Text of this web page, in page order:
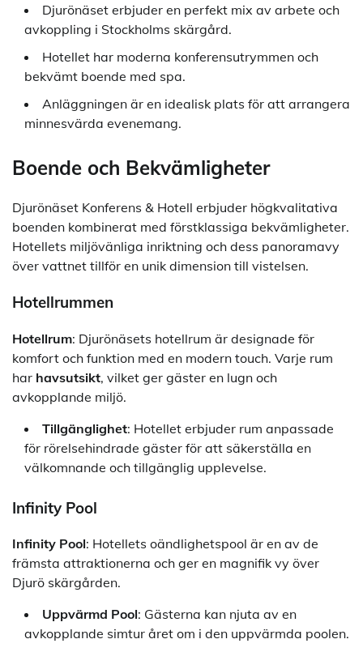
Djurönäset erbjuder en perfekt mix av arbete och
avkoppling i Stockholms skärgård.
Hotellet har moderna konferensutrymmen och
bekvämt boende med spa.
Anläggningen är en idealisk plats för att arrangera
minnesvärda evenemang.
Boende och Bekvämligheter
Djurönäset Konferens & Hotell erbjuder högkvalitativa
boenden kombinerat med förstklassiga bekvämligheter.
Hotellets miljövänliga inriktning och dess panoramavy
över vattnet tillför en unik dimension till vistelsen.
Hotellrummen
Hotellrum: Djurönäsets hotellrum är designade för
komfort och funktion med en modern touch. Varje rum
har havsutsikt, vilket ger gäster en lugn och
avkopplande miljö.
Tillgänglighet: Hotellet erbjuder rum anpassade
för rörelsehindrade gäster för att säkerställa en
välkomnande och tillgänglig upplevelse.
Infinity Pool
Infinity Pool: Hotellets oändlighetspool är en av de
främsta attraktionerna och ger en magnifik vy över
Djurö skärgården.
Uppvärmd Pool: Gästerna kan njuta av en
avkopplande simtur året om i den uppvärmda poolen.